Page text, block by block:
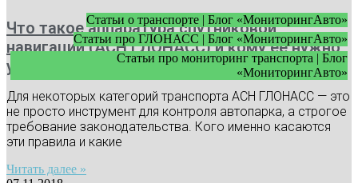
Статьи о транспорте | Блог «МониторингАвто»
Статьи про ГЛОНАСС | Блог «МониторингАвто»
Статьи про мониторинг транспорта | Блог
«МониторингАвто»
Что такое аппаратура спутниковой
навигации (АСН ГЛОНАСС) и кому ее нужно
устанавливать
Для некоторых категорий транспорта АСН ГЛОНАСС — это
не просто инструмент для контроля автопарка, а строгое
требование законодательства. Кого именно касаются
эти правила и какие
Читать далее »